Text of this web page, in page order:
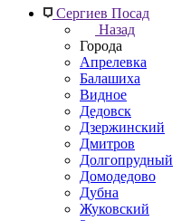
Сергиев Посад
Назад
Города
Апрелевка
Балашиха
Видное
Дедовск
Дзержинский
Дмитров
Долгопрудный
Домодедово
Дубна
Жуковский